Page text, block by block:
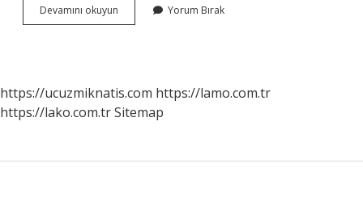
Devamını okuyun Enflasyon
Çıpası
Yorum Bırak
https://ucuzmiknatis.com https://lamo.com.tr
https://lako.com.trSitemap